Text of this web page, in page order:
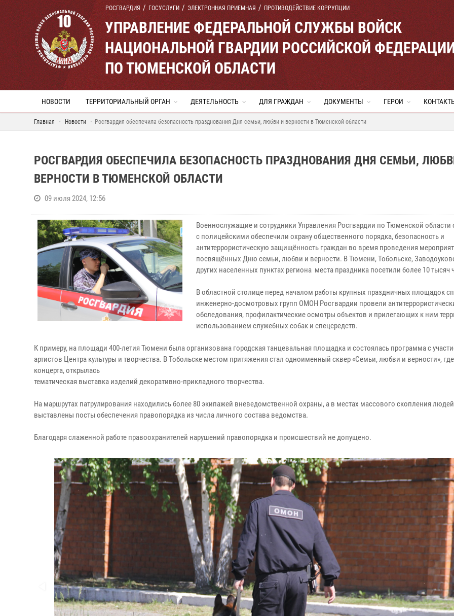
РОСГВАРДИЯ ГОСУСЛУГИ ЭЛЕКТРОННАЯ ПРИЕМНАЯ ПРОТИВОДЕЙСТВИЕ КОРРУПЦИИ
УПРАВЛЕНИЕ ФЕДЕРАЛЬНОЙ СЛУЖБЫ ВОЙСК
НАЦИОНАЛЬНОЙ ГВАРДИИ РОССИЙСКОЙ
ПО ТЮМЕНСКОЙ ОБЛАСТИ
НОВОСТИ ТЕРРИТОРИАЛЬНЫЙ ОРГАН ДЕЯТЕЛЬНОСТЬ ДЛЯ ГРАЖДАН ДОКУМЕНТЫ ГЕРОИ
Главная Новости Росгвардия обеспечила безопасность празднования Дня семьи, любви и верности в Тюменской области
РОСГВАРДИЯ ОБЕСПЕЧИЛА БЕЗОПАСНОСТЬ ПРАЗДНОВАНИЯ ДНЯ СЕМЬИ,
ВЕРНОСТИ В ТЮМЕНСКОЙ ОБЛАСТИ
09 июля 2024, 12:56
Военнослужащие и сотрудники Управления Росгвардии по Тюменской области
с полицейскими обеспечили охрану общественного порядка, безопасность и
антитеррористическую защищённость граждан во время проведения
посвящённых Дню семьи, любви и верности. В Тюмени, Тобольске,
других населенных пунктах региона места праздника посетили более 10 тысяч
В областной столице перед началом работы крупных праздничных площадок
инженерно-досмотровых групп ОМОН Росгвардии провели
обследования, профилактические осмотры объектов и прилегающих к ним
использованием служебных собак и спецсредств.
К примеру, на площади 400-летия Тюмени была организована городская танцевальная площадка и состоялась программа с
артистов Центра культуры и творчества. В Тобольске местом притяжения стал одноименный сквер «Семьи, любви и верности»,
концерта, открылась
тематическая выставка изделий декоративно-прикладного творчества.
На маршрутах патрулирования находились более 80 экипажей вневедомственной охраны, а в местах массового скопления
выставлены посты обеспечения правопорядка из числа личного состава ведомства.
Благодаря слаженной работе правоохранителей нарушений правопорядка и происшествий не допущено.